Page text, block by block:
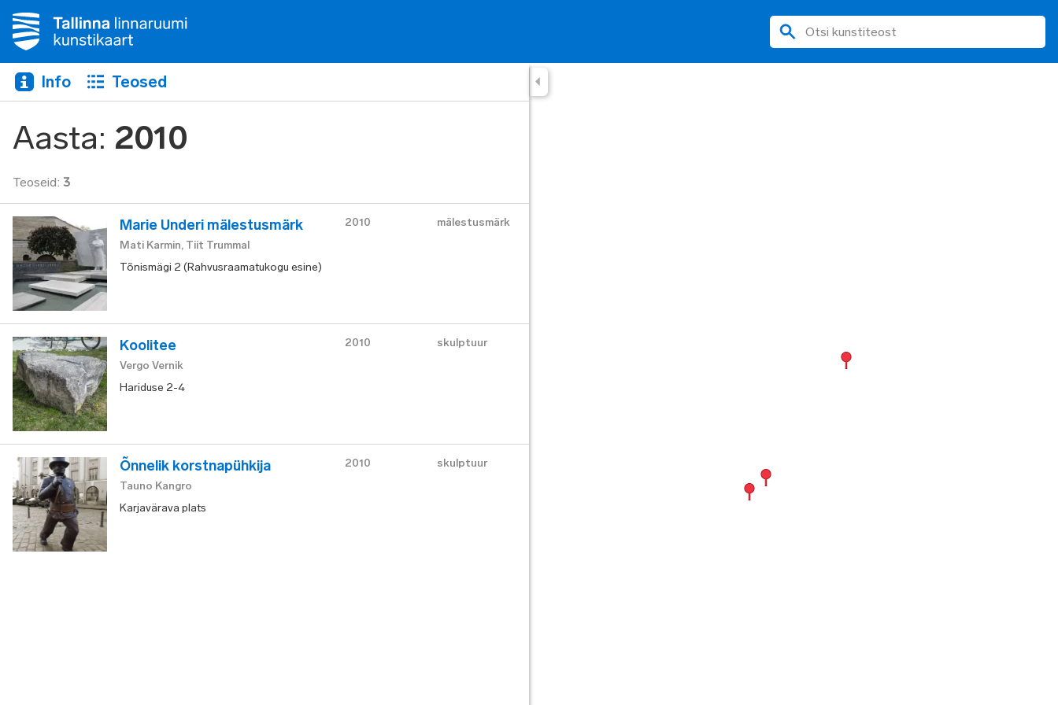
Info Teosed
Aasta: 2010
Teoseid: 3
Marie Underi mälestusmärk
Mati Karmin, Tiit Trummal
Tõnismägi 2 (Rahvusraamatukogu esine)
2010 mälestusmärk
Koolitee
Vergo Vernik
Hariduse 2-4
2010 skulptuur
Õnnelik korstnapühkija
Tauno Kangro
Karjavärava plats
2010 skulptuur